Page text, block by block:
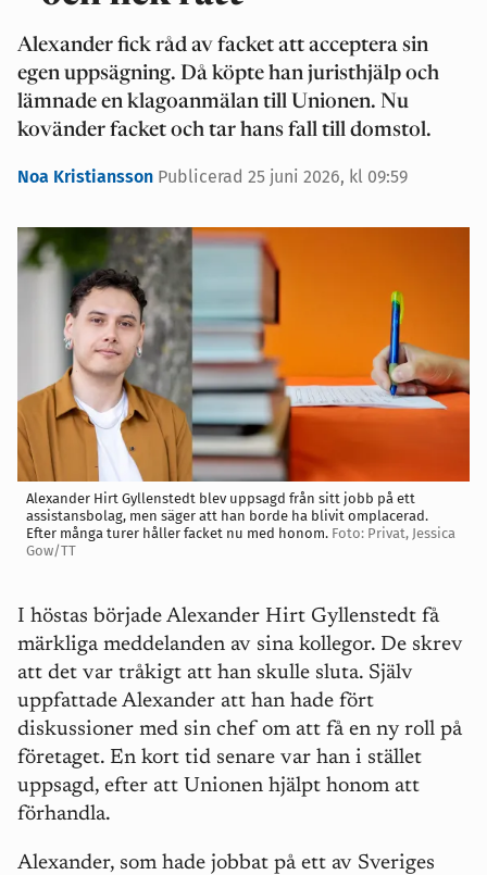
Alexander fick råd av facket att acceptera sin
egen uppsägning. Då köpte han juristhjälp och
lämnade en klagoanmälan till Unionen. Nu
kovänder facket och tar hans fall till domstol.
Noa Kristiansson Publicerad 25 juni 2026, kl 09:59
Alexander Hirt Gyllenstedt blev uppsagd från sitt jobb på ett
assistansbolag, men säger att han borde ha blivit omplacerad.
Efter många turer håller facket nu med honom. Foto: Privat, Jessica
Gow/TT
I höstas började Alexander Hirt Gyllenstedt få
märkliga meddelanden av sina kollegor. De skrev
att det var tråkigt att han skulle sluta. Själv
uppfattade Alexander att han hade fört
diskussioner med sin chef om att få en ny roll på
företaget. En kort tid senare var han i stället
uppsagd, efter att Unionen hjälpt honom att
förhandla.
Alexander, som hade jobbat på ett av Sveriges